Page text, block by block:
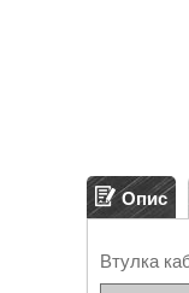
Опис
Втулка